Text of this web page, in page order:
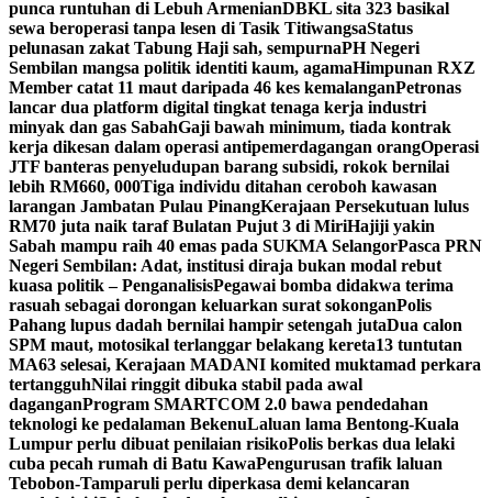
punca runtuhan di Lebuh ArmenianDBKL sita 323 basikal
sewa beroperasi tanpa lesen di Tasik TitiwangsaStatus
pelunasan zakat Tabung Haji sah, sempurnaPH Negeri
Sembilan mangsa politik identiti kaum, agamaHimpunan RXZ
Member catat 11 maut daripada 46 kes kemalanganPetronas
lancar dua platform digital tingkat tenaga kerja industri
minyak dan gas SabahGaji bawah minimum, tiada kontrak
kerja dikesan dalam operasi antipemerdagangan orangOperasi
JTF banteras penyeludupan barang subsidi, rokok bernilai
lebih RM660, 000Tiga individu ditahan ceroboh kawasan
larangan Jambatan Pulau PinangKerajaan Persekutuan lulus
RM70 juta naik taraf Bulatan Pujut 3 di MiriHajiji yakin
Sabah mampu raih 40 emas pada SUKMA SelangorPasca PRN
Negeri Sembilan: Adat, institusi diraja bukan modal rebut
kuasa politik – PenganalisisPegawai bomba didakwa terima
rasuah sebagai dorongan keluarkan surat sokonganPolis
Pahang lupus dadah bernilai hampir setengah jutaDua calon
SPM maut, motosikal terlanggar belakang kereta13 tuntutan
MA63 selesai, Kerajaan MADANI komited muktamad perkara
tertangguhNilai ringgit dibuka stabil pada awal
daganganProgram SMARTCOM 2.0 bawa pendedahan
teknologi ke pedalaman BekenuLaluan lama Bentong-Kuala
Lumpur perlu dibuat penilaian risikoPolis berkas dua lelaki
cuba pecah rumah di Batu KawaPengurusan trafik laluan
Tebobon-Tamparuli perlu diperkasa demi kelancaran